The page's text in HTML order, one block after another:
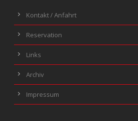
Kontakt / Anfahrt
Reservation
Links
Archiv
Impressum